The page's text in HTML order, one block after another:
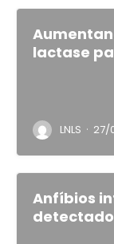
lactase
LNLS · 27/
Anfíbios